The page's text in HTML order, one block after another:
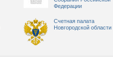
Федерации
Счетная палата
Новгородской области